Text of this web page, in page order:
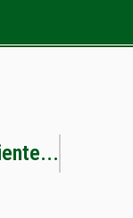
ente...